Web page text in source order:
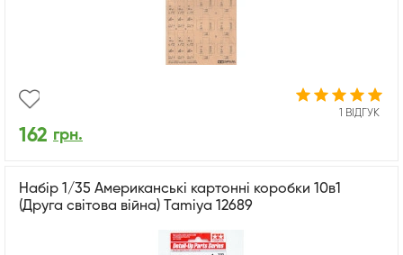
1 ВІДГУК
162 грн.
Набір 1/35 Американські картонні коробки 10в1
(Друга світова війна) Tamiya 12689